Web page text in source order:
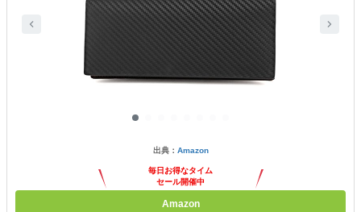
出典： Amazon
毎日お得なタイム
セール開催中
Amazon